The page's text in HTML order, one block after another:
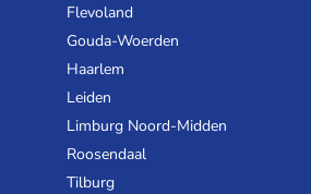
Flevoland
Gouda-Woerden
Haarlem
Leiden
Limburg Noord-Midden
Roosendaal
Tilburg